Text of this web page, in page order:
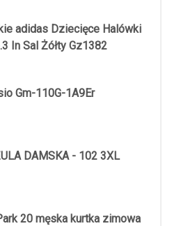
adidas Dziecięce Halówki
In Sal Żółty Gz1382
Gm-110G-1A9Er
DAMSKA - 102 3XL
20 męska kurtka zimowa